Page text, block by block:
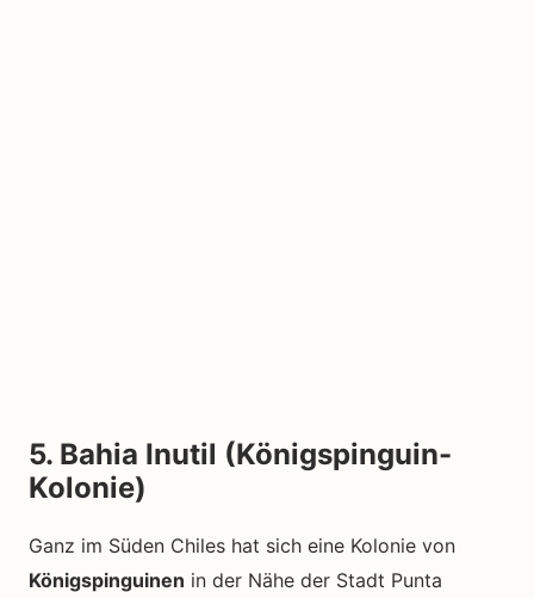
5. Bahia Inutil (Königspinguin-
Kolonie)
Ganz im Süden Chiles hat sich eine Kolonie von
Königspinguinen in der Nähe der Stadt Punta